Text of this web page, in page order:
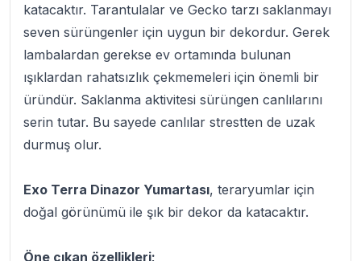
katacaktır. Tarantulalar ve Gecko tarzı saklanmayı
seven sürüngenler için uygun bir dekordur. Gerek
lambalardan gerekse ev ortamında bulunan
ışıklardan rahatsızlık çekmemeleri için önemli bir
üründür. Saklanma aktivitesi sürüngen canlılarını
serin tutar. Bu sayede canlılar strestten de uzak
durmuş olur.
Exo Terra Dinazor Yumartası, teraryumlar için
doğal görünümü ile şık bir dekor da katacaktır.
Öne çıkan özellikleri;